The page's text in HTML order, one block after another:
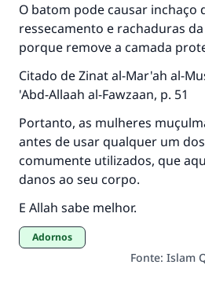
O batom pode causar inchaço
ressecamento e rachaduras
porque remove a camada
Citado de Zinat al-Mar'ah al-
'Abd-Allaah al-Fawzaan, p. 51
Portanto, as mulheres
antes de usar qualquer um
comumente utilizados, que
danos ao seu corpo.
E Allah sabe melhor.
Adornos
Fonte: Islam